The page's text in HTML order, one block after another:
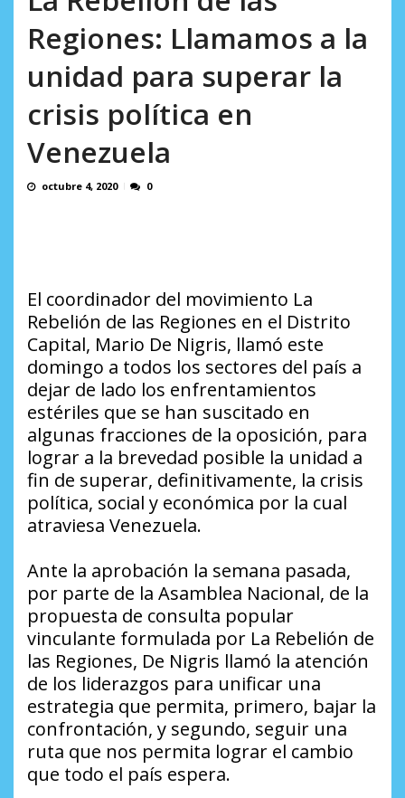
Regiones: Llamamos a la
unidad para superar la
crisis política en
Venezuela
octubre 4, 2020 0
El coordinador del movimiento La
Rebelión de las Regiones en el Distrito
Capital, Mario De Nigris, llamó este
domingo a todos los sectores del país a
dejar de lado los enfrentamientos
estériles que se han suscitado en
algunas fracciones de la oposición, para
lograr a la brevedad posible la unidad a
fin de superar, definitivamente, la crisis
política, social y económica por la cual
atraviesa Venezuela.
Ante la aprobación la semana pasada,
por parte de la Asamblea Nacional, de la
propuesta de consulta popular
vinculante formulada por La Rebelión de
las Regiones, De Nigris llamó la atención
de los liderazgos para unificar una
estrategia que permita, primero, bajar la
confrontación, y segundo, seguir una
ruta que nos permita lograr el cambio
que todo el país espera.